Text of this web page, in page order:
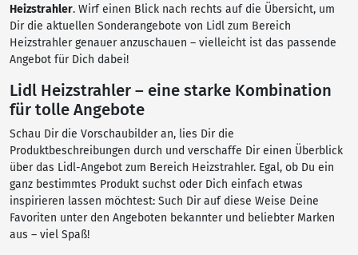
Heizstrahler. Wirf einen Blick nach rechts auf die Übersicht, um
Dir die aktuellen Sonderangebote von Lidl zum Bereich
Heizstrahler genauer anzuschauen – vielleicht ist das passende
Angebot für Dich dabei!
Lidl Heizstrahler – eine starke Kombination
für tolle Angebote
Schau Dir die Vorschaubilder an, lies Dir die
Produktbeschreibungen durch und verschaffe Dir einen Überblick
über das Lidl-Angebot zum Bereich Heizstrahler. Egal, ob Du ein
ganz bestimmtes Produkt suchst oder Dich einfach etwas
inspirieren lassen möchtest: Such Dir auf diese Weise Deine
Favoriten unter den Angeboten bekannter und beliebter Marken
aus – viel Spaß!